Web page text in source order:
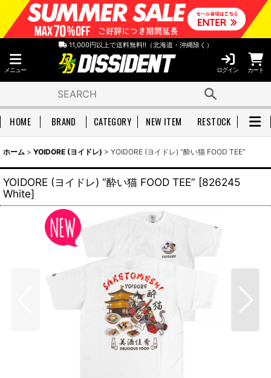
11,000円以上で送料無料!!（北海道・沖縄除く）
メニュー ログイン カート
HOME BRAND CATEGORY NEW ITEM RESTOCK
ホーム > YOIDORE (ヨイドレ) > YOIDORE (ヨイドレ) “酔い猫 FOOD TEE”
YOIDORE (ヨイドレ) “酔い猫 FOOD TEE” [826245
White]